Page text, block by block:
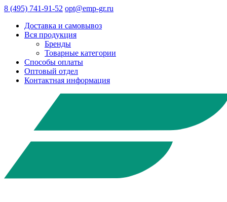
8 (495) 741-91-52 opt@emp-gr.ru
Доставка и самовывоз
Вся продукция
Бренды
Товарные категории
Способы оплаты
Оптовый отдел
Контактная информация